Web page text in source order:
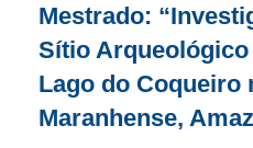
Mestrado:
Sítio
Lago do Coqueiro
Maranhense,